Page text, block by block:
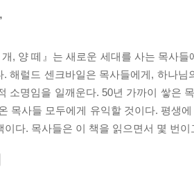
, 양 떼』는 새로운 세대를 사는 목사
해럴드 센크바일은 목사들에게, 하나
소명임을 일깨운다. 50년 가까이 쌓은
목사들 모두에게 유익할 것이다. 평생
다. 목사들은 이 책을 읽으면서 몇 번